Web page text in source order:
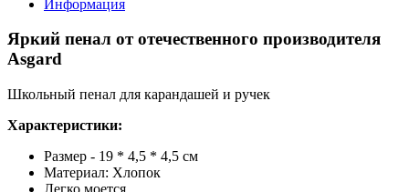
Информация
Яркий пенал от отечественного производителя
Asgard
Школьный пенал для карандашей и ручек
Характеристики:
Размер - 19 * 4,5 * 4,5 см
Материал: Хлопок
Легко моется